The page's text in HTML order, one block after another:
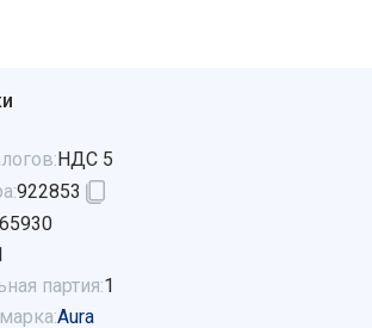
НДС 5
922853
партия:1
Aura